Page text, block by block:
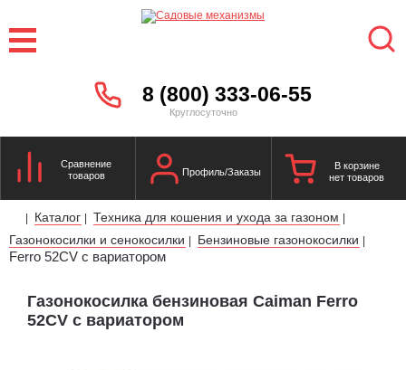
8 (800) 333-06-55
Круглосуточно
Сравнение
товаров
Профиль/Заказы
В корзине
нет товаров
| Каталог | Техника для кошения и ухода за газоном |
Газонокосилки и сенокосилки | Бензиновые газонокосилки |
Ferro 52CV с вариатором
Газонокосилка бензиновая Caiman Ferro
52CV с вариатором